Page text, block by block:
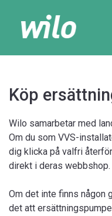
Köp
Wilo samarbetar med
Om du som VVS-
dig klicka på valfri
direkt i deras webbshop.
Om det inte finns
det att